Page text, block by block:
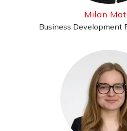
Milan
Business Development